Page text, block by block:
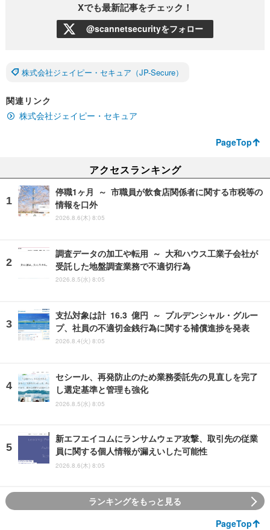
Xでも最新記事をチェック！
@scannetsecurityをフォロー
株式会社ジェイピー・セキュア（JP-Secure）
関連リンク
株式会社ジェイピー・セキュア
PageTop
アクセスランキング
停職1ヶ月 ～ 市職員が飲食店関係者に関する市税等の
情報を口外
2026.8.6(木) 8:05
調査データの加工や転用 ～ 大和ハウス工業子会社が
受託した地盤調査業務で不適切行為
2026.8.5(水) 8:05
支払対象は計 16.3 億円 ～ プルデンシャル・グルー
プ、社員の不適切金銭行為に関する補償進捗を発表
2026.8.4(火) 8:05
セシール、再発防止のため業務委託先の見直しを完了
し選定基準と管理も強化
2026.8.5(水) 8:05
新エフエイコムにランサムウェア攻撃、取引先の従業
員に関する個人情報が漏えいした可能性
2026.8.6(木) 8:05
ランキングをもっと見る
PageTop